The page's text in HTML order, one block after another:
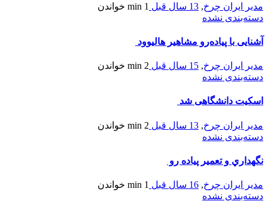
مدیر ایران چرخ, 13 سال قبل 1 min
خواندن
دسته‌بندی نشده
آشنایی با پیاده‌رو مشاهیر هالیوود
مدیر ایران چرخ, 15 سال قبل 2 min
خواندن
دسته‌بندی نشده
اسکیت دانشگاهی شد
مدیر ایران چرخ, 13 سال قبل 2 min
خواندن
دسته‌بندی نشده
نگهداري و تعمير پیاده رو
مدیر ایران چرخ, 16 سال قبل 1 min
خواندن
دسته‌بندی نشده